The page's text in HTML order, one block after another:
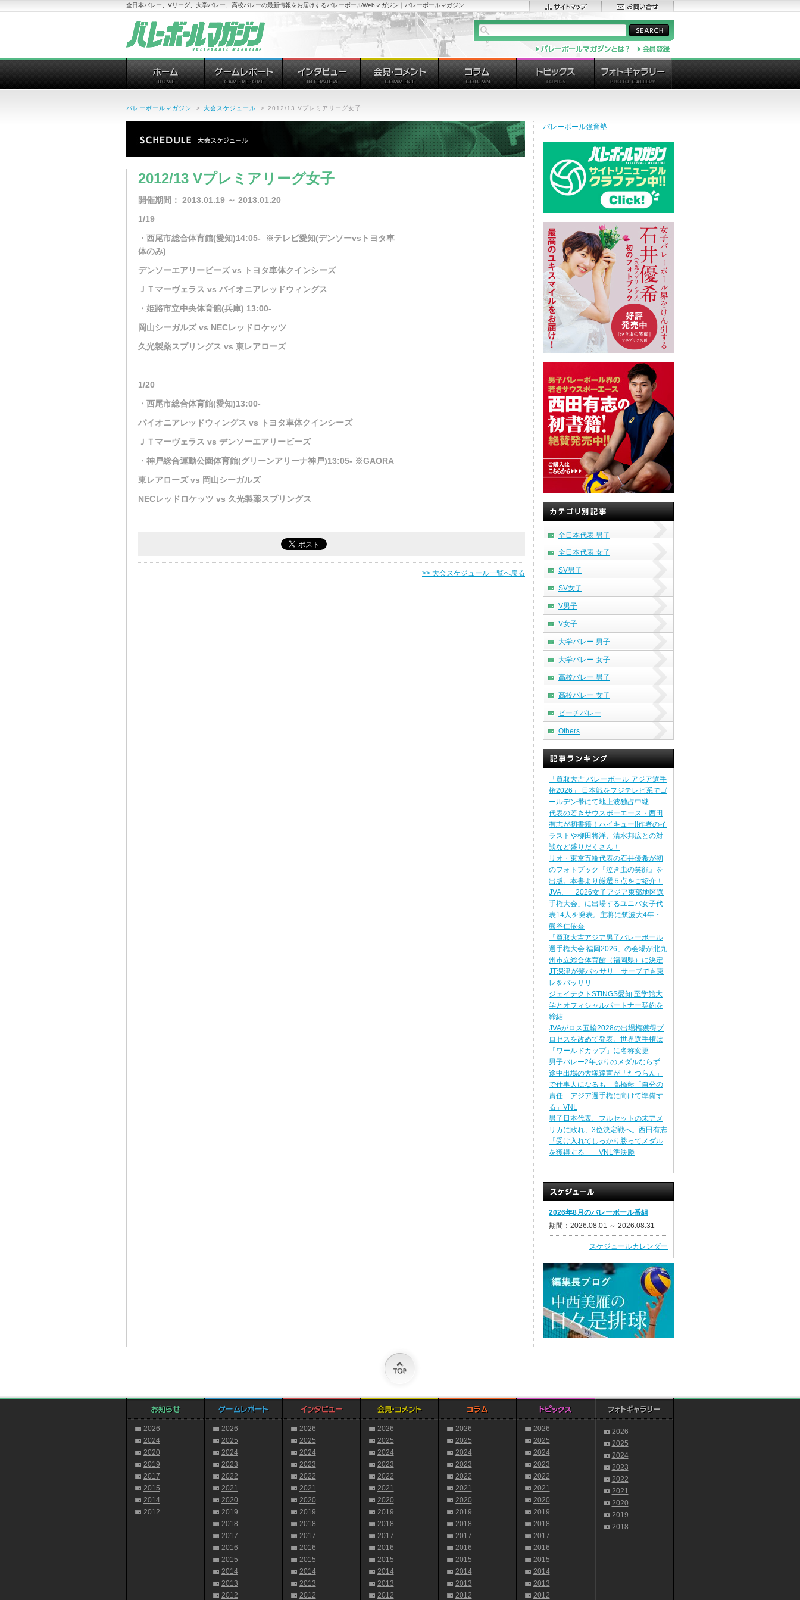
全日本バレー、Vリーグ、大学バレー、高校バレーの最新情報をお届けするバレーボールWebマガジン｜バレーボールマガジン
バレーボールマガジン > 大会スケジュール > 2012/13 Vプレミアリーグ女子
2012/13 Vプレミアリーグ女子
開催期間： 2013.01.19 ～ 2013.01.20
1/19
・西尾市総合体育館(愛知)14:05- ※テレビ愛知(デンソーvsトヨタ車
体のみ)
デンソーエアリービーズ vs トヨタ車体クインシーズ
ＪＴマーヴェラス vs パイオニアレッドウィングス
・姫路市立中央体育館(兵庫) 13:00-
岡山シーガルズ vs NECレッドロケッツ
久光製薬スプリングス vs 東レアローズ
1/20
・西尾市総合体育館(愛知)13:00-
パイオニアレッドウィングス vs トヨタ車体クインシーズ
ＪＴマーヴェラス vs デンソーエアリービーズ
・神戸総合運動公園体育館(グリーンアリーナ神戸)13:05- ※GAORA
東レアローズ vs 岡山シーガルズ
NECレッドロケッツ vs 久光製薬スプリングス
>> 大会スケジュール一覧へ戻る
バレーボール強育塾
全日本代表 男子
全日本代表 女子
SV男子
SV女子
V男子
V女子
大学バレー 男子
大学バレー 女子
高校バレー 男子
高校バレー 女子
ビーチバレー
Others
「買取大吉 バレーボール アジア選手
権2026」 日本戦をフジテレビ系でゴ
ールデン帯にて地上波独占中継
代表の若きサウスポーエース・西田
有志が初書籍！ハイキュー!!作者のイ
ラストや柳田将洋、清水邦広との対
談など盛りだくさん！
リオ・東京五輪代表の石井優希が初
のフォトブック『泣き虫の笑顔』を
出版。本書より厳選５点をご紹介！
JVA、「2026女子アジア東部地区選
手権大会」に出場するユニバ女子代
表14人を発表。主将に筑波大4年・
熊谷仁依奈
「買取大吉アジア男子バレーボール
選手権大会 福岡2026」の会場が北九
州市立総合体育館（福岡県）に決定
JT深津が髪バッサリ サーブでも東
レをバッサリ
ジェイテクトSTINGS愛知 至学館大
学とオフィシャルパートナー契約を
締結
JVAがロス五輪2028の出場権獲得プ
ロセスを改めて発表。世界選手権は
「ワールドカップ」に名称変更
男子バレー2年ぶりのメダルならず
途中出場の大塚達宣が「たつらん」
で仕事人になるも 髙橋藍「自分の
責任 アジア選手権に向けて準備す
る」VNL
男子日本代表、フルセットの末アメ
リカに敗れ、3位決定戦へ。西田有志
「受け入れてしっかり勝ってメダル
を獲得する」 VNL準決勝
2026年8月のバレーボール番組
期間：2026.08.01 ～ 2026.08.31
スケジュールカレンダー
2026
2024
2020
2019
2017
2015
2014
2012
2026
2025
2024
2023
2022
2021
2020
2019
2018
2017
2016
2015
2014
2013
2012
2026
2025
2024
2023
2022
2021
2020
2019
2018
2017
2016
2015
2014
2013
2012
2026
2025
2024
2023
2022
2021
2020
2019
2018
2017
2016
2015
2014
2013
2012
2026
2025
2024
2023
2022
2021
2020
2019
2018
2017
2016
2015
2014
2013
2012
2026
2025
2024
2023
2022
2021
2020
2019
2018
2017
2016
2015
2014
2013
2012
2026
2025
2024
2023
2022
2021
2020
2019
2018